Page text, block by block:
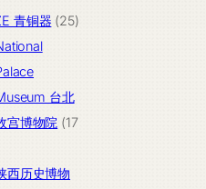
青铜器 2525
品
台北
宫博物院 17
西历史博物